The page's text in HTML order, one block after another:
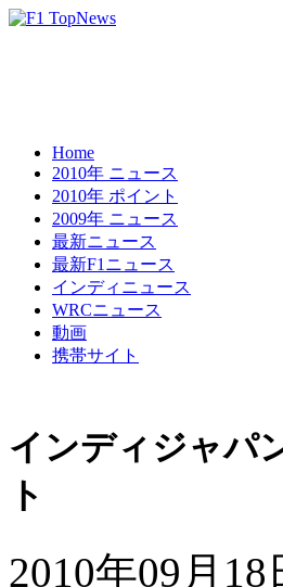
Home
2010年 ニュース
2010年 ポイント
2009年 ニュース
最新ニュース
最新F1ニュース
インディニュース
WRCニュース
動画
携帯サイト
インディジャパ
ト
2010年09月18